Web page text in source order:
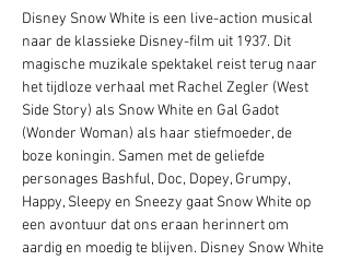
Disney Snow White is een live-action musical
naar de klassieke Disney-film uit 1937. Dit
magische muzikale spektakel reist terug naar
het tijdloze verhaal met Rachel Zegler (West
Side Story) als Snow White en Gal Gadot
(Wonder Woman) als haar stiefmoeder, de
boze koningin. Samen met de geliefde
personages Bashful, Doc, Dopey, Grumpy,
Happy, Sleepy en Sneezy gaat Snow White op
een avontuur dat ons eraan herinnert om
aardig en moedig te blijven. Disney Snow White